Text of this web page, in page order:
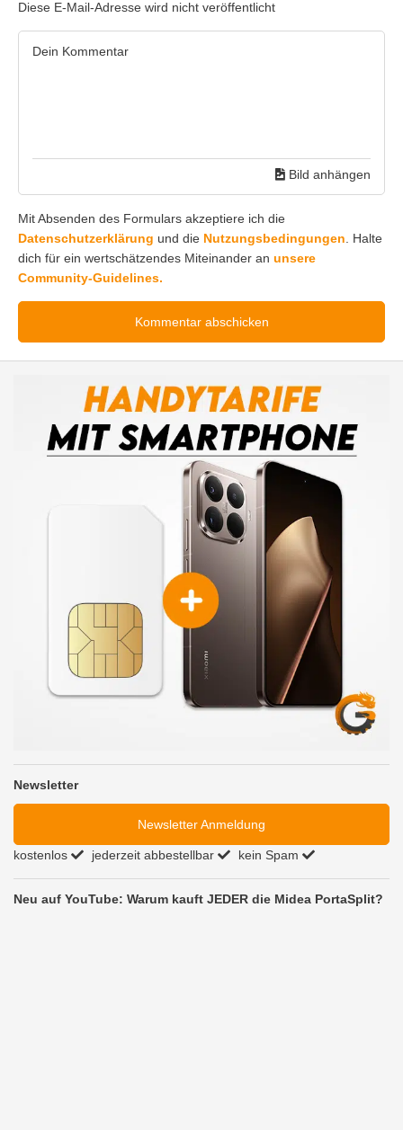
Diese E-Mail-Adresse wird nicht veröffentlicht
Bild anhängen
Mit Absenden des Formulars akzeptiere ich die
Datenschutzerklärung und die Nutzungsbedingungen. Halte
dich für ein wertschätzendes Miteinander an unsere
Community-Guidelines.
Newsletter
Newsletter Anmeldung
kostenlos jederzeit abbestellbar kein Spam
Neu auf YouTube: Warum kauft JEDER die Midea PortaSplit?